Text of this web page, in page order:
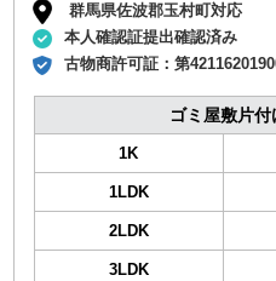
群馬県佐波郡玉村町対応
本人確認証提出確認済み
古物商許可証：第
ゴミ屋敷片
1K
1LDK
2LDK
3LDK